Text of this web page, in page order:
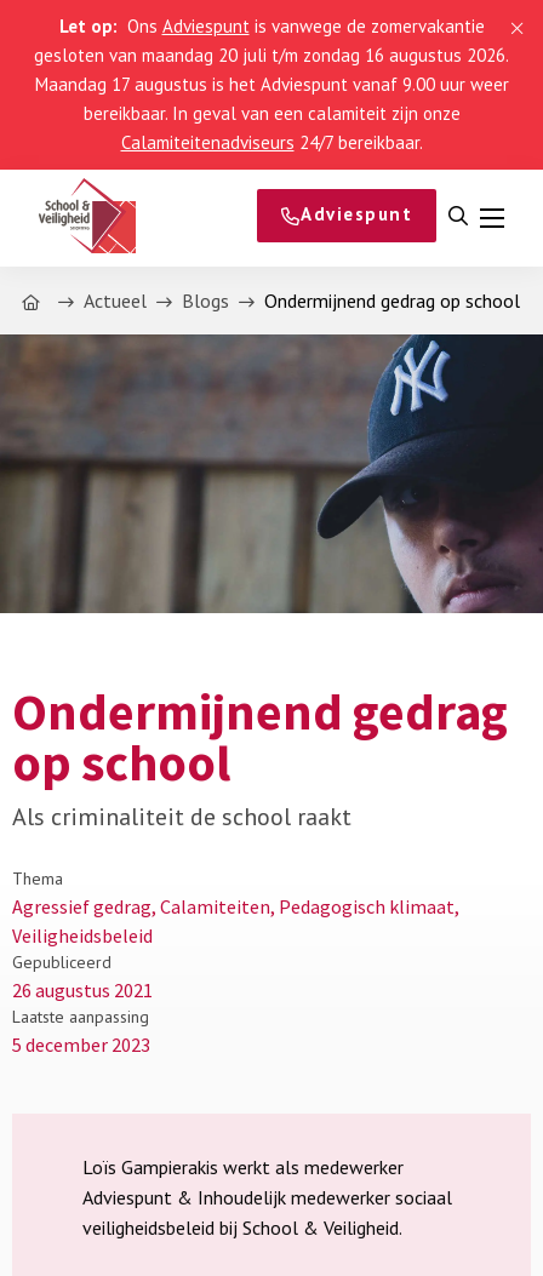
Let op: Ons Adviespuntis vanwege de zomervakantie
gesloten van maandag 20 juli t/m zondag 16 augustus 2026.
Maandag 17 augustus is het Adviespunt vanaf 9.00 uur weer
bereikbaar. In geval van een calamiteit zijn onze
Calamiteitenadviseurs 24/7 bereikbaar.
Adviespunt
Open
Menu
Home Actueel Blogs Ondermijnend gedrag op school
Ondermijnend gedrag
op school
Als criminaliteit de school raakt
Thema
Agressief gedrag, Calamiteiten, Pedagogisch klimaat,
Veiligheidsbeleid
Gepubliceerd
26 augustus 2021
Laatste aanpassing
5 december 2023
Loïs Gampierakis werkt als medewerker
Adviespunt & Inhoudelijk medewerker sociaal
veiligheidsbeleid bij School & Veiligheid.